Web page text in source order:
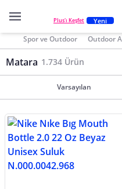
Plus'ı Keşfet Yeni
Spor ve Outdoor Outdoor
Matara 1.734 Ürün
Varsayılan